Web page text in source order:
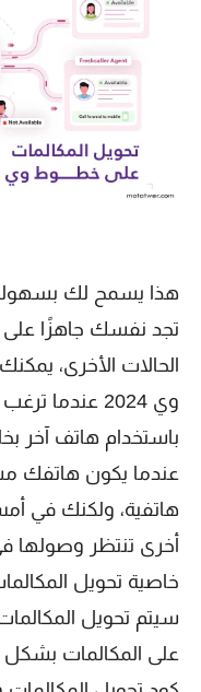
هذا يسمح لك بسهولة
تجد نفسك جاهزًا
الحالات الأخرى،
وي 2024
باستخدام هاتف آخر
عندما يكون هاتفك
هاتفية، ولكنك في
أخرى تنتظر وصولها
خاصية تحويل
سيتم تحويل
على المكالمات بشكل